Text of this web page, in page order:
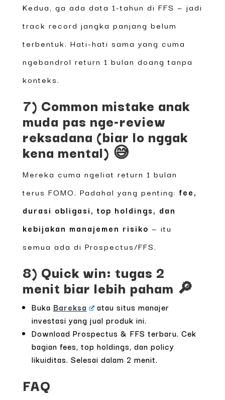
Kedua, ga ada data 1-tahun di FFS — jadi
track record jangka panjang belum
terbentuk. Hati-hati sama yang cuma
ngebandrol return 1 bulan doang tanpa
konteks.
7) Common mistake anak
muda pas nge-review
reksadana (biar lo nggak
kena mental) 😅
Mereka cuma ngeliat return 1 bulan
terus FOMO. Padahal yang penting: fee,
durasi obligasi, top holdings, dan
kebijakan manajemen risiko — itu
semua ada di Prospectus/FFS.
8) Quick win: tugas 2
menit biar lebih paham 🔎
Buka Bareksa
atau situs manajer
investasi yang jual produk ini.
Download Prospectus & FFS terbaru. Cek
bagian fees, top holdings, dan policy
likuiditas. Selesai dalam 2 menit.
FAQ